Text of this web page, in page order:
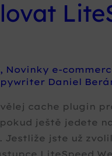
, Novinky e-
Daniel
cache plugin
ještě jedete
Jestliže jste už